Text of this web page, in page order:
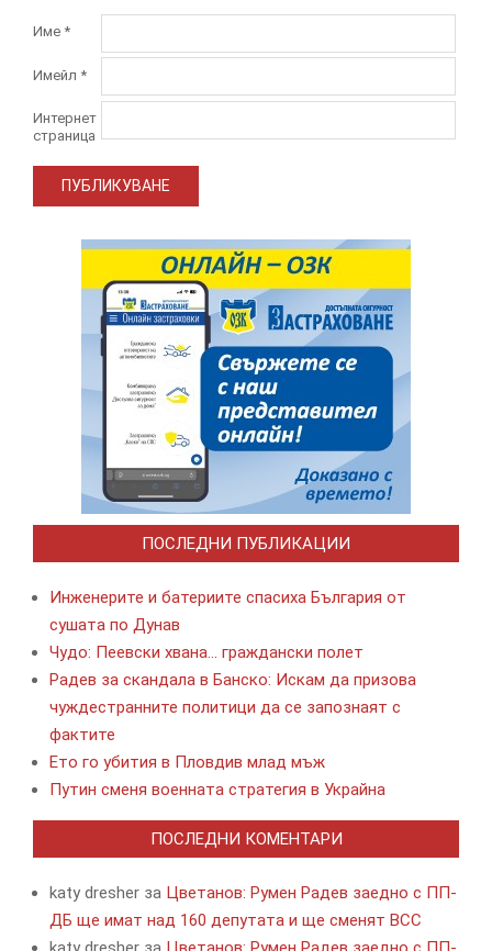
Име *
Имейл *
Интернет
страница
ПОСЛЕДНИ ПУБЛИКАЦИИ
Инженерите и батериите спасиха България от
сушата по Дунав
Чудо: Пеевски хвана… граждански полет
Радев за скандала в Банско: Искам да призова
чуждестранните политици да се запознаят с
фактите
Ето го убития в Пловдив млад мъж
Путин сменя военната стратегия в Украйна
ПОСЛЕДНИ КОМЕНТАРИ
katy dresher за Цветанов: Румен Радев заедно с ПП-
ДБ ще имат над 160 депутата и ще сменят ВСС